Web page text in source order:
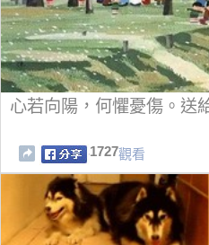
心若向陽，何懼憂傷。送
1727觀看